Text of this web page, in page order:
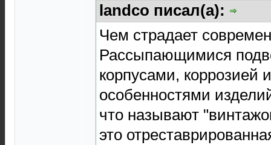
landco писал(а):
Чем страдает
Рассыпающимися
корпусами, коррозией
особенностями
что называют
это